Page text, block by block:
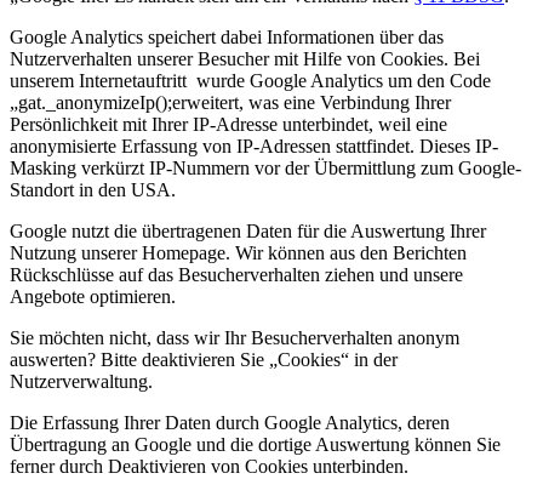
Google Analytics speichert dabei Informationen über das
Nutzerverhalten unserer Besucher mit Hilfe von Cookies. Bei
unserem Internetauftritt wurde Google Analytics um den Code
„gat._anonymizeIp();erweitert, was eine Verbindung Ihrer
Persönlichkeit mit Ihrer IP-Adresse unterbindet, weil eine
anonymisierte Erfassung von IP-Adressen stattfindet. Dieses IP-
Masking verkürzt IP-Nummern vor der Übermittlung zum Google-
Standort in den USA.
Google nutzt die übertragenen Daten für die Auswertung Ihrer
Nutzung unserer Homepage. Wir können aus den Berichten
Rückschlüsse auf das Besucherverhalten ziehen und unsere
Angebote optimieren.
Sie möchten nicht, dass wir Ihr Besucherverhalten anonym
auswerten? Bitte deaktivieren Sie „Cookies“ in der
Nutzerverwaltung.
Die Erfassung Ihrer Daten durch Google Analytics, deren
Übertragung an Google und die dortige Auswertung können Sie
ferner durch Deaktivieren von Cookies unterbinden.